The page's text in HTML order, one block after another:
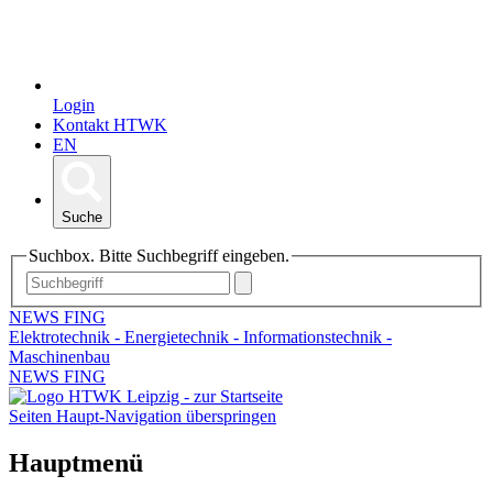
Login
Kontakt HTWK
EN
Suche
Suchbox. Bitte Suchbegriff eingeben.
NEWS FING
Elektrotechnik - Energietechnik - Informationstechnik -
Maschinenbau
NEWS FING
Seiten Haupt-Navigation überspringen
Hauptmenü